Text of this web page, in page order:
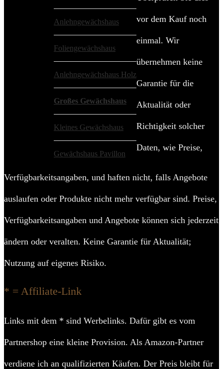
Anlehngewächshaus
Foliengewächshaus
Anlehngewächshaus Holz
Großes Gewächshaus
Kleines Gewächshaus
Gewächshaus Pavillon
vor dem Kauf noch
einmal. Wir
übernehmen keine
Garantie für die
Aktualität oder
Richtigkeit solcher
Daten, wie Preise,
Verfügbarkeitsangaben, und haften nicht, falls Angebote
auslaufen oder Produkte nicht mehr verfügbar sind. Preise,
Verfügbarkeitsangaben und Angebote können sich jederzeit
ändern oder veralten. Keine Garantie für Aktualität;
Nutzung auf eigenes Risiko.
* = Affiliate-Link
Links mit dem * sind Werbelinks. Dafür gibt es vom
Partnershop eine kleine Provision. Als Amazon-Partner
verdiene ich an qualifizierten Käufen. Der Preis bleibt für